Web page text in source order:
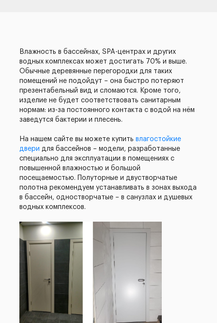
Влажность в бассейнах, SPA-центрах и других
водных комплексах может достигать 70% и выше.
Обычные деревянные перегородки для таких
помещений не подойдут – она быстро потеряют
презентабельный вид и сломаются. Кроме того,
изделие не будет соответствовать санитарным
нормам: из-за постоянного контакта с водой на нём
заведутся бактерии и плесень.
На нашем сайте вы можете купить влагостойкие
двери для бассейнов – модели, разработанные
специально для эксплуатации в помещениях с
повышенной влажностью и большой
посещаемостью. Полуторные и двустворчатые
полотна рекомендуем устанавливать в зонах выхода
в бассейн, одностворчатые – в санузлах и душевых
водных комплексов.